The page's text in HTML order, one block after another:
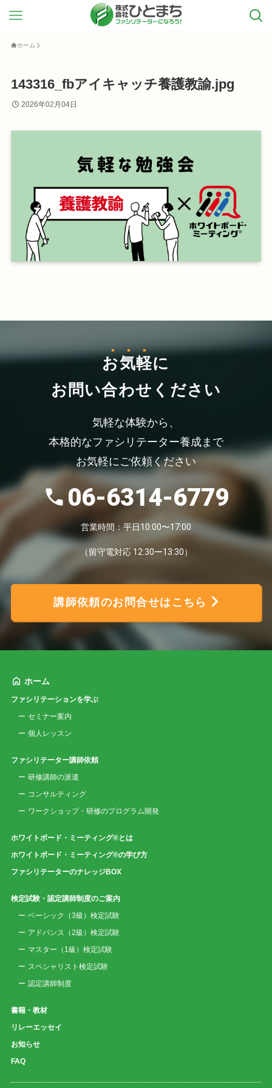
ホーム
143316_fbアイキャッチ養護教諭.jpg
2026年02月04日
お気軽に
お問い合わせください
気軽な体験から、
本格的なファシリテーター養成まで
お気軽にご依頼ください
06-6314-6779
営業時間：平日10:00〜17:00
（留守電対応 12:30ー13:30）
講師依頼のお問合せはこちら
ホーム
ファシリテーションを学ぶ
セミナー案内
個人レッスン
ファシリテーター講師依頼
研修講師の派遣
コンサルティング
ワークショップ・研修のプログラム開発
ホワイトボード・ミーティング®とは
ホワイトボード・ミーティング®の学び方
ファシリテーターのナレッジBOX
検定試験・認定講師制度のご案内
ベーシック（3級）検定試験
アドバンス（2級）検定試験
マスター（1級）検定試験
スペシャリスト検定試験
認定講師制度
書籍・教材
リレーエッセイ
お知らせ
FAQ